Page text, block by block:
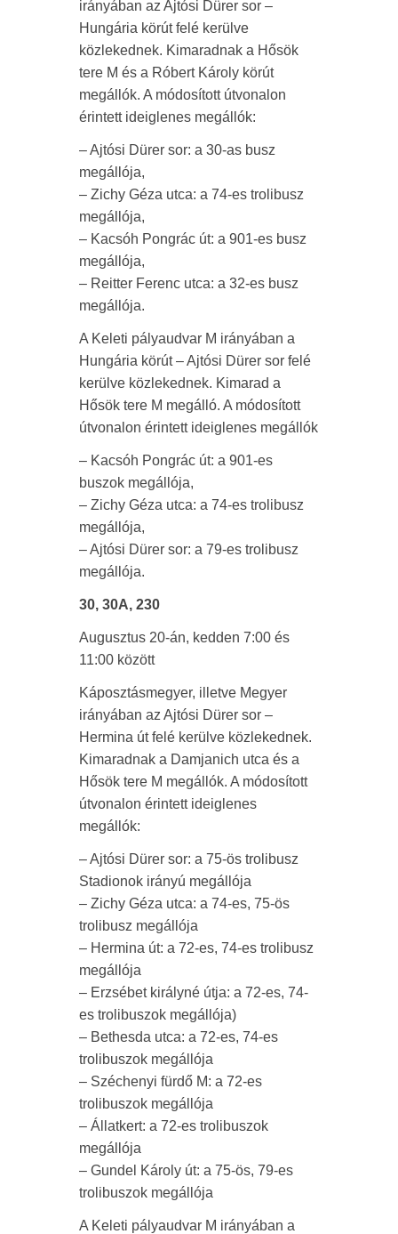
irányában az Ajtósi Dürer sor –
Hungária körút felé kerülve
közlekednek. Kimaradnak a Hősök
tere M és a Róbert Károly körút
megállók. A módosított útvonalon
érintett ideiglenes megállók:
– Ajtósi Dürer sor: a 30-as busz
megállója,
– Zichy Géza utca: a 74-es trolibusz
megállója,
– Kacsóh Pongrác út: a 901-es busz
megállója,
– Reitter Ferenc utca: a 32-es busz
megállója.
A Keleti pályaudvar M irányában a
Hungária körút – Ajtósi Dürer sor felé
kerülve közlekednek. Kimarad a
Hősök tere M megálló. A módosított
útvonalon érintett ideiglenes megállók
– Kacsóh Pongrác út: a 901-es
buszok megállója,
– Zichy Géza utca: a 74-es trolibusz
megállója,
– Ajtósi Dürer sor: a 79-es trolibusz
megállója.
30, 30A, 230
Augusztus 20-án, kedden 7:00 és
11:00 között
Káposztásmegyer, illetve Megyer
irányában az Ajtósi Dürer sor –
Hermina út felé kerülve közlekednek.
Kimaradnak a Damjanich utca és a
Hősök tere M megállók. A módosított
útvonalon érintett ideiglenes
megállók:
– Ajtósi Dürer sor: a 75-ös trolibusz
Stadionok irányú megállója
– Zichy Géza utca: a 74-es, 75-ös
trolibusz megállója
– Hermina út: a 72-es, 74-es trolibusz
megállója
– Erzsébet királyné útja: a 72-es, 74-
es trolibuszok megállója)
– Bethesda utca: a 72-es, 74-es
trolibuszok megállója
– Széchenyi fürdő M: a 72-es
trolibuszok megállója
– Állatkert: a 72-es trolibuszok
megállója
– Gundel Károly út: a 75-ös, 79-es
trolibuszok megállója
A Keleti pályaudvar M irányában a